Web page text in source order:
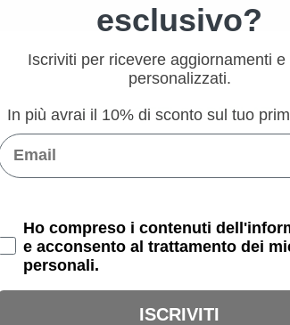
PRODOTTI CORRELATI
esclusivo?
Iscriviti per ricevere aggiornamenti e
personalizzati.
In più avrai il 10% di sconto sul tuo
Email
Privacy Policy
Ho compreso i contenuti
e acconsento al trattamento dei
personali.
ISCRIVITI